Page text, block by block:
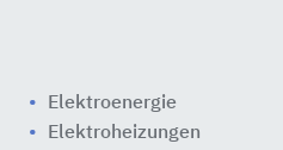
Elektroenergie
Elektroheizungen